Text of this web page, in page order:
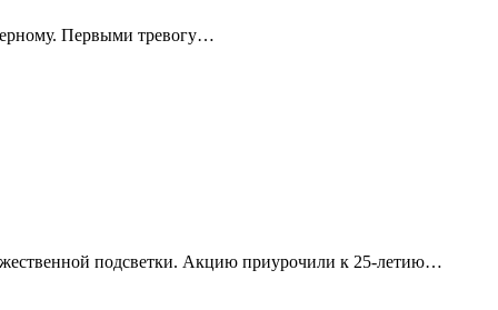
Первыми тревогу…
подсветки. Акцию приурочили к 25-летию…